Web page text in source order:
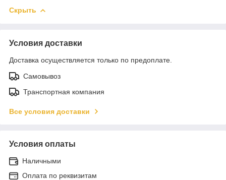
Скрыть
Условия доставки
Доставка осуществляется только по предоплате.
Самовывоз
Транспортная компания
Все условия доставки
Условия оплаты
Наличными
Оплата по реквизитам